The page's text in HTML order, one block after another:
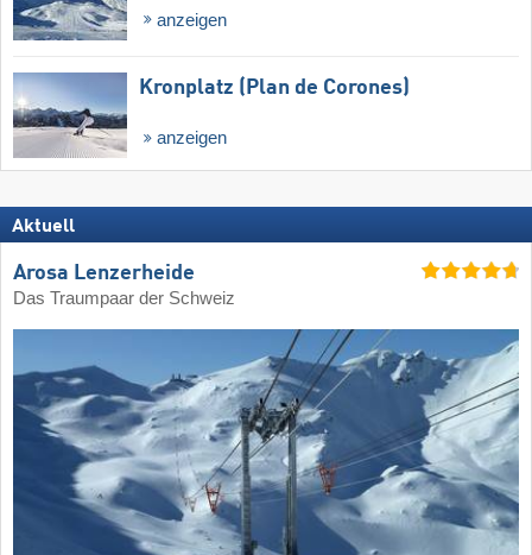
anzeigen
Kronplatz (Plan de Corones)
anzeigen
Aktuell
Arosa Lenzerheide
Das Traumpaar der Schweiz